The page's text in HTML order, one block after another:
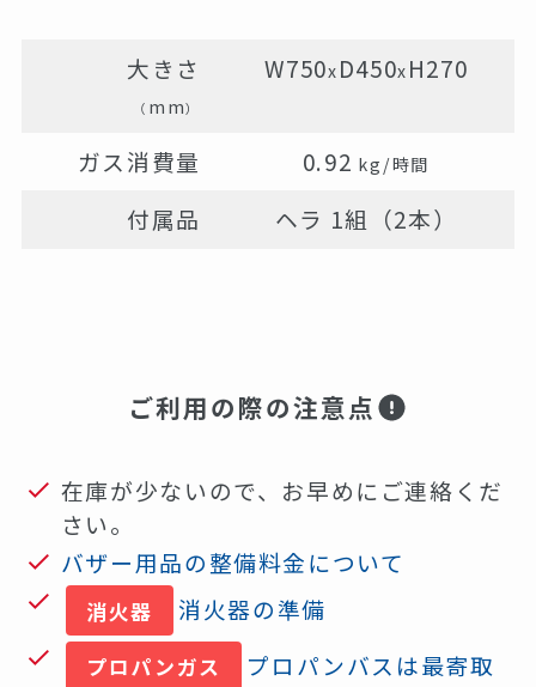
大きさ
（ mm）
W750x D450x H270
ガス消費量 0.92 kg/時間
付属品 ヘラ 1組（2本）
ご利用の際の注意点
在庫が少ないので、お早めにご連絡くだ
さい。
バザー用品の整備料金について
消火器 消火器の準備
プロパンガス
プロパンバスは最寄取